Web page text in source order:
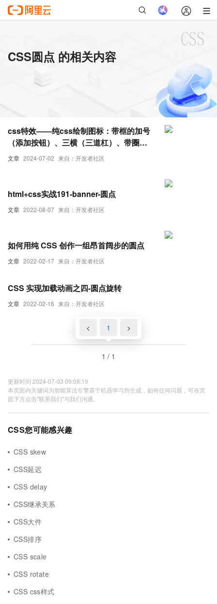
CSS圆点 的相关内容
文章 2024-07-02 来自：开发者社区
css特效——纯css绘制图标：带框的加号
（添加按钮）、三横（三道杠）、带圈点
（双层圆点）
文章 2022-08-07 来自：开发者社区
html+css实战191-banner-圆点
文章 2022-02-17 来自：开发者社区
如何用纯 CSS 创作一组昂首阔步的圆点
文章 2022-02-16 来自：开发者社区
CSS 实现加载动画之四-圆点旋转
< 1 >
1 / 1
更新时间 2024-07-03 09:08:19
本页面内关键词为智能算法引擎基于机器学习所生成，如有任何问题，可在页
面下方点击"联系我们"与我们沟通。
CSS您可能感兴趣
CSS skew
CSS延迟
CSS delay
CSS继承关系
CSS大件
CSS排序
CSS scale
CSS rotate
CSS css样式